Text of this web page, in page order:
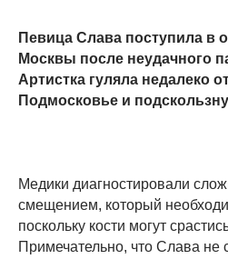
Певица Слава поступила в
Москвы после неудачного
Артистка гуляла недалеко
Подмосковье и
Медики диагностировали
смещением, который
поскольку кости могут
Примечательно, что Слава не